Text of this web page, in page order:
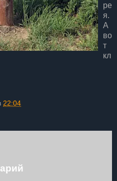
ре
я.
А
во
т
кл
22:04